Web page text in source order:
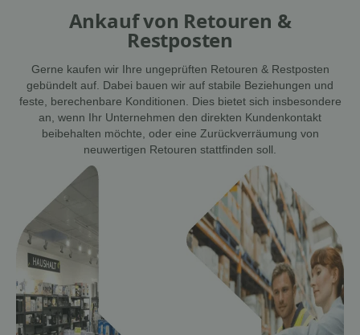
Ankauf von Retouren &
Restposten
Gerne kaufen wir Ihre ungeprüften Retouren & Restposten
gebündelt auf. Dabei bauen wir auf stabile Beziehungen und
feste, berechenbare Konditionen. Dies bietet sich insbesondere
an, wenn Ihr Unternehmen den direkten Kundenkontakt
beibehalten möchte, oder eine Zurückverräumung von
neuwertigen Retouren stattfinden soll.